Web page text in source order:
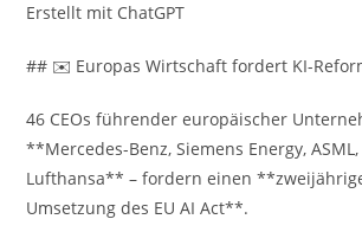
Erstellt mit ChatGPT
## ✉️ Europas Wirtschaft fordert KI-
46 CEOs führender europäischer
**Mercedes-Benz, Siemens Energy,
Lufthansa** – fordern einen
Umsetzung des EU AI Act**.